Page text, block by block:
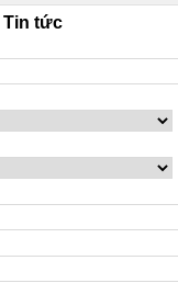
Tin tức